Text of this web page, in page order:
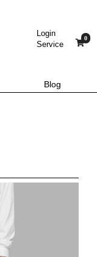
Login
Service
0
Blog